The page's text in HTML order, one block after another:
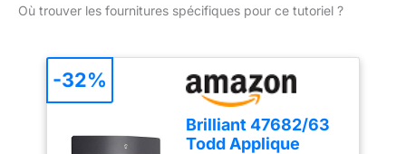
Où trouver les fournitures spécifiques pour ce tutoriel ?
Brilliant 47682/63
Todd Applique
-32%